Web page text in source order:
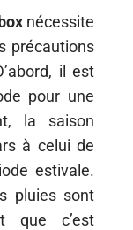
nécessite
précautions
il est
pour une
la saison
à celui de
estivale.
pluies sont
que c’est